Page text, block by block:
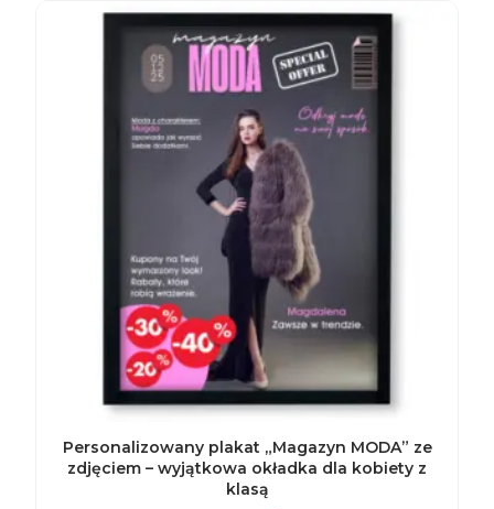
Personalizowany plakat „Magazyn MODA” ze
zdjęciem – wyjątkowa okładka dla kobiety z
klasą